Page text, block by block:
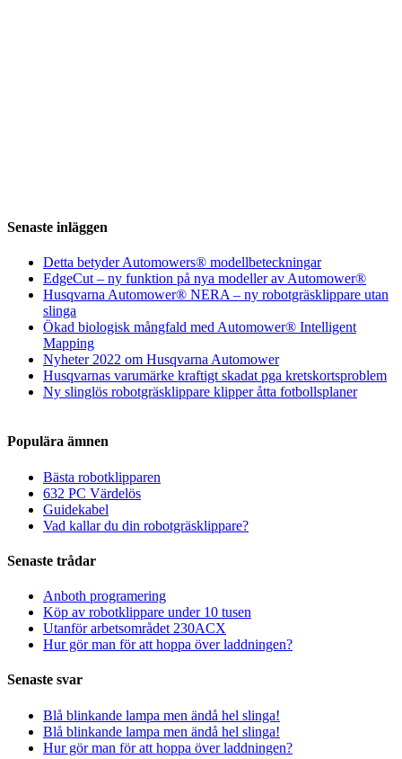
Senaste inläggen
Detta betyder Automowers® modellbeteckningar
EdgeCut – ny funktion på nya modeller av Automower®
Husqvarna Automower® NERA – ny robotgräsklippare utan
slinga
Ökad biologisk mångfald med Automower® Intelligent
Mapping
Nyheter 2022 om Husqvarna Automower
Husqvarnas varumärke kraftigt skadat pga kretskortsproblem
Ny slinglös robotgräsklippare klipper åtta fotbollsplaner
Populära ämnen
Bästa robotklipparen
632 PC Värdelös
Guidekabel
Vad kallar du din robotgräsklippare?
Senaste trådar
Anboth programering
Köp av robotklippare under 10 tusen
Utanför arbetsområdet 230ACX
Hur gör man för att hoppa över laddningen?
Senaste svar
Blå blinkande lampa men ändå hel slinga!
Blå blinkande lampa men ändå hel slinga!
Hur gör man för att hoppa över laddningen?